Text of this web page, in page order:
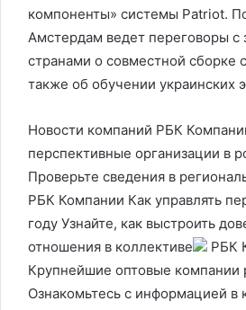
компоненты» системы Patriot.
Амстердам ведет переговоры с
странами о совместной сборке
также об обучении украинских
Новости компаний РБК
перспективные организации в
Проверьте сведения в
РБК Компании Как управлять
году Узнайте, как выстроить
отношения в коллективе
РБК
Крупнейшие оптовые компании
Ознакомьтесь с информацией в